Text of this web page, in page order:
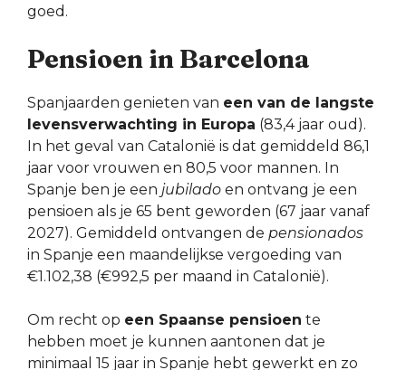
goed.
Pensioen in Barcelona
Spanjaarden genieten van een van de langste
levensverwachting in Europa (83,4 jaar oud).
In het geval van Catalonië is dat gemiddeld 86,1
jaar voor vrouwen en 80,5 voor mannen. In
Spanje ben je een jubilado en ontvang je een
pensioen als je 65 bent geworden (67 jaar vanaf
2027). Gemiddeld ontvangen de pensionados
in Spanje een maandelijkse vergoeding van
€1.102,38 (€992,5 per maand in Catalonië).
Om recht op een Spaanse pensioen te
hebben moet je kunnen aantonen dat je
minimaal 15 jaar in Spanje hebt gewerkt en zo